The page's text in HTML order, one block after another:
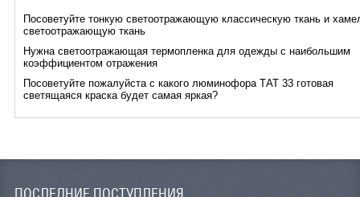
Посоветуйте тонкую светоотражающую классическую ткань и
светоотражающую ткань
Нужна светоотражающая термопленка для одежды с наибольшим
коэффициентом отражения
Посоветуйте пожалуйста с какого люминофора ТАТ 33 готовая
светящаяся краска будет самая яркая?
ПОСЛЕДНИЕ ПОСТУПЛЕНИЯ